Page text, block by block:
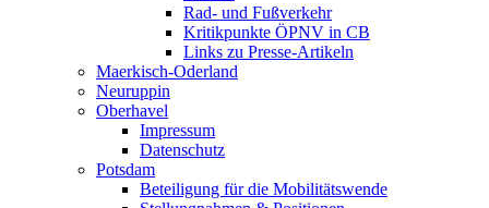
Rad- und Fußverkehr
Kritikpunkte ÖPNV in CB
Links zu Presse-Artikeln
Maerkisch-Oderland
Neuruppin
Oberhavel
Impressum
Datenschutz
Potsdam
Beteiligung für die Mobilitätswende